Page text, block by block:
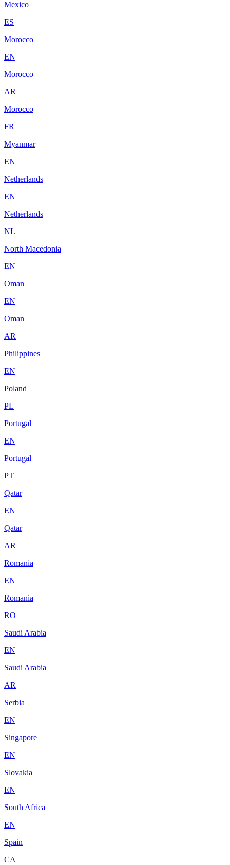
Mexico
ES
Morocco
EN
Morocco
AR
Morocco
FR
Myanmar
EN
Netherlands
EN
Netherlands
NL
North Macedonia
EN
Oman
EN
Oman
AR
Philippines
EN
Poland
PL
Portugal
EN
Portugal
PT
Qatar
EN
Qatar
AR
Romania
EN
Romania
RO
Saudi Arabia
EN
Saudi Arabia
AR
Serbia
EN
Singapore
EN
Slovakia
EN
South Africa
EN
Spain
CA